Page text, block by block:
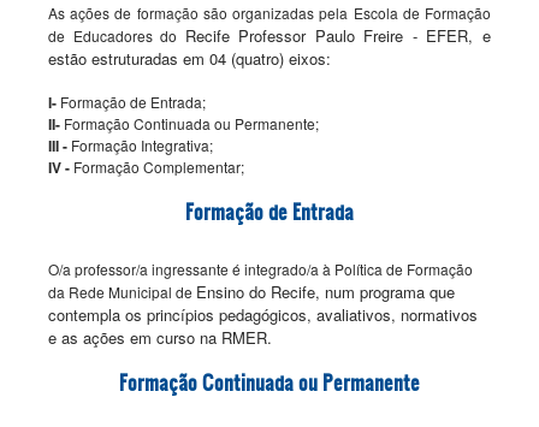
As ações de formação são organizadas pela Escola de Formação
de Educadores do Recife Professor Paulo Freire - EFER, e
estão estruturadas em 04 (quatro) eixos:
I- Formação de Entrada;
II- Formação Continuada ou Permanente;
III - Formação Integrativa;
IV - Formação Complementar;
Formação de Entrada
O/a professor/a ingressante é integrado/a à Política de Formação
da Rede Municipal de Ensino do Recife, num programa que
contempla os princípios pedagógicos, avaliativos, normativos
e as ações em curso na RMER.
Formação Continuada ou Permanente